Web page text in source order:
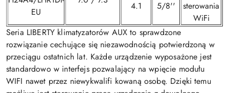
EU
4.1
5/8''
sterowania
WiFi
Seria LIBERTY klimatyzatorów AUX to sprawdzone
rozwiązanie cechujące się niezawodnością potwierdzoną w
przeciągu ostatnich lat. Każde urządzenie wyposażone jest
standardowo w interfejs pozwalający na wpięcie modułu
WIFI nawet przez niewykwalifi kowaną osobę. Dzięki temu